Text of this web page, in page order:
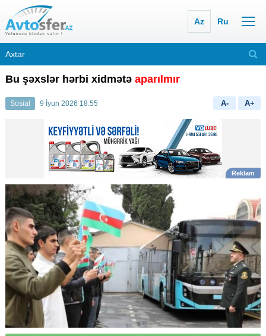
Az Ru
Bu şəxslər hərbi xidmətə aparılmır
Sosial 9 İyun 2026 18:55 A- A+